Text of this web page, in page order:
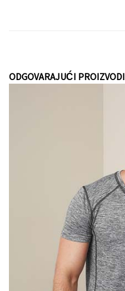
ODGOVARAJUĆI PROIZVODI